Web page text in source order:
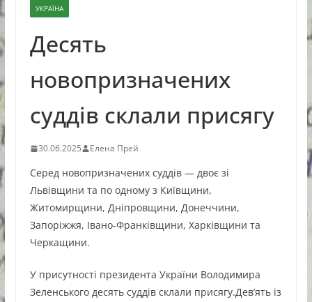
УКРАЇНА
Десять
новопризначених
суддів склали присягу
30.06.2025 Елена Прей
Серед новопризначених суддів — двоє зі
Львівщини та по одному з Київщини,
Житомирщини, Дніпровщини, Донеччини,
Запоріжжя, Івано-Франківщини, Харківщини та
Черкащини.
У присутності президента України Володимира
Зеленського десять суддів склали присягу.Девʼять із